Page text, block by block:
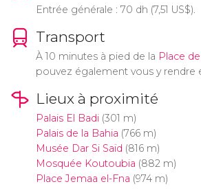
Entrée générale : 70 dh (7,51 US$).
Transport
À 10 minutes à pied de la Place
pouvez également vous y rendre
Lieux à proximité
Palais El Badi(301 m)
Palais de la Bahia (766 m)
Musée Dar Si Saïd (816 m)
Mosquée Koutoubia (882 m)
Place Jemaa el-Fna (974 m)